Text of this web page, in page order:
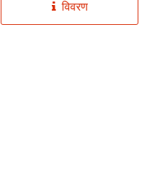
विवरण